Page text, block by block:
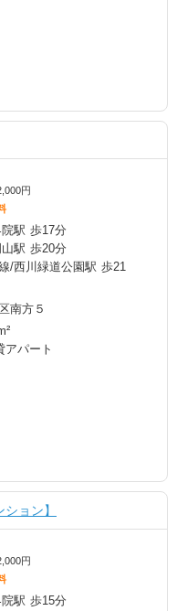
円
院駅 歩17分
山駅 歩20分
/西川緑道公園駅 歩21
南方５
パート
ョン】
円
駅 歩15分